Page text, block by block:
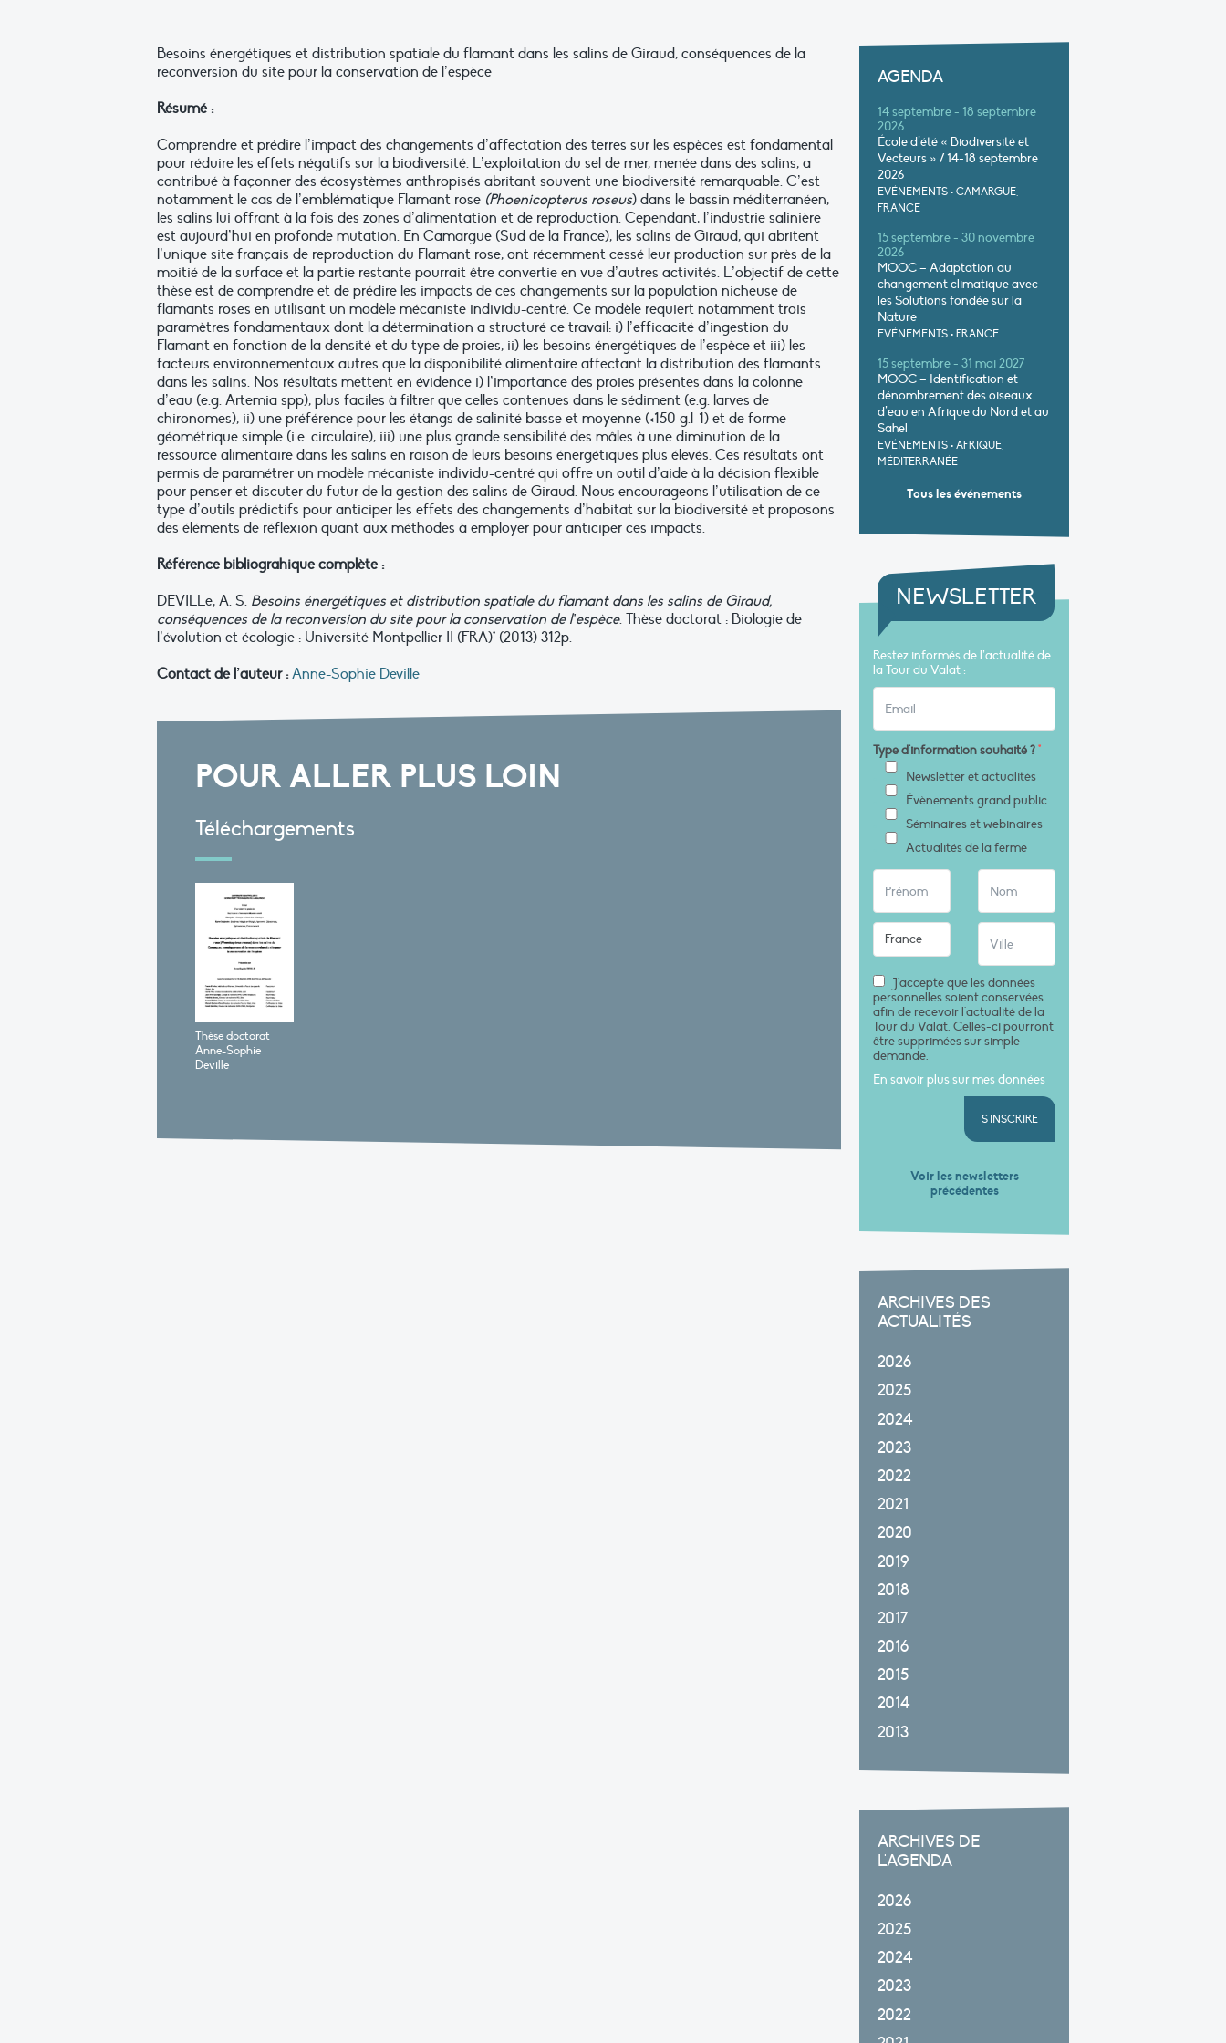
Besoins énergétiques et distribution spatiale du flamant dans les salins de Giraud, conséquences de la
reconversion du site pour la conservation de l’espèce
Résumé :
Comprendre et prédire l’impact des changements d’affectation des terres sur les espèces est fondamental
pour réduire les effets négatifs sur la biodiversité. L’exploitation du sel de mer, menée dans des salins, a
contribué à façonner des écosystèmes anthropisés abritant souvent une biodiversité remarquable. C’est
notamment le cas de l’emblématique Flamant rose (Phoenicopterus roseus) dans le bassin méditerranéen,
les salins lui offrant à la fois des zones d’alimentation et de reproduction. Cependant, l’industrie salinière
est aujourd’hui en profonde mutation. En Camargue (Sud de la France), les salins de Giraud, qui abritent
l’unique site français de reproduction du Flamant rose, ont récemment cessé leur production sur près de la
moitié de la surface et la partie restante pourrait être convertie en vue d’autres activités. L’objectif de cette
thèse est de comprendre et de prédire les impacts de ces changements sur la population nicheuse de
flamants roses en utilisant un modèle mécaniste individu-centré. Ce modèle requiert notamment trois
paramètres fondamentaux dont la détermination a structuré ce travail: i) l’efficacité d’ingestion du
Flamant en fonction de la densité et du type de proies, ii) les besoins énergétiques de l’espèce et iii) les
facteurs environnementaux autres que la disponibilité alimentaire affectant la distribution des flamants
dans les salins. Nos résultats mettent en évidence i) l’importance des proies présentes dans la colonne
d’eau (e.g. Artemia spp), plus faciles à filtrer que celles contenues dans le sédiment (e.g. larves de
chironomes), ii) une préférence pour les étangs de salinité basse et moyenne (<150 g.l-1) et de forme
géométrique simple (i.e. circulaire), iii) une plus grande sensibilité des mâles à une diminution de la
ressource alimentaire dans les salins en raison de leurs besoins énergétiques plus élevés. Ces résultats ont
permis de paramétrer un modèle mécaniste individu-centré qui offre un outil d’aide à la décision flexible
pour penser et discuter du futur de la gestion des salins de Giraud. Nous encourageons l’utilisation de ce
type d’outils prédictifs pour anticiper les effets des changements d’habitat sur la biodiversité et proposons
des éléments de réflexion quant aux méthodes à employer pour anticiper ces impacts.
Référence bibliograhique complète :
DEVILLe, A. S. Besoins énergétiques et distribution spatiale du flamant dans les salins de Giraud,
conséquences de la reconversion du site pour la conservation de l’espèce. Thèse doctorat : Biologie de
l’évolution et écologie : Université Montpellier II (FRA)* (2013) 312p.
Contact de l’auteur : Anne-Sophie Deville
POUR ALLER PLUS LOIN
Téléchargements
Thèse doctorat
Anne-Sophie
Deville
AGENDA
14 septembre - 18 septembre
2026
École d’été « Biodiversité et
Vecteurs » / 14-18 septembre
2026
EVÉNEMENTS • CAMARGUE,
FRANCE
15 septembre - 30 novembre
2026
MOOC – Adaptation au
changement climatique avec
les Solutions fondée sur la
Nature
EVÉNEMENTS • FRANCE
15 septembre - 31 mai 2027
MOOC – Identification et
dénombrement des oiseaux
d’eau en Afrique du Nord et au
Sahel
EVÉNEMENTS • AFRIQUE,
MÉDITERRANÉE
Tous les événements
NEWSLETTER
Restez informés de l’actualité de
la Tour du Valat :
Type d'information souhaité ?*
Newsletter et actualités
Évènements grand public
Séminaires et webinaires
Actualités de la ferme
J'accepte que les données
personnelles soient conservées
afin de recevoir l'actualité de la
Tour du Valat. Celles-ci pourront
être supprimées sur simple
demande.
En savoir plus sur mes données
S'INSCRIRE
Voir les newsletters
précédentes
ARCHIVES DES
ACTUALITÉS
2026
2025
2024
2023
2022
2021
2020
2019
2018
2017
2016
2015
2014
2013
ARCHIVES DE
L'AGENDA
2026
2025
2024
2023
2022